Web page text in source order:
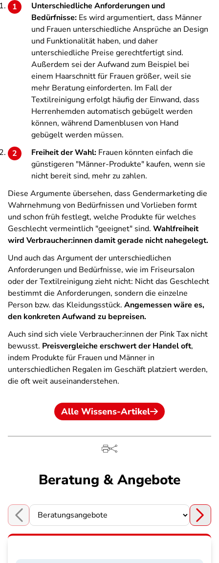
Unterschiedliche Anforderungen und
Bedürfnisse: Es wird argumentiert, dass Männer
und Frauen unterschiedliche Ansprüche an Design
und Funktionalität haben, und daher
unterschiedliche Preise gerechtfertigt sind.
Außerdem sei der Aufwand zum Beispiel bei
einem Haarschnitt für Frauen größer, weil sie
mehr Beratung einforderten. Im Fall der
Textilreinigung erfolgt häufig der Einwand, dass
Herrenhemden automatisch gebügelt werden
können, während Damenblusen von Hand
gebügelt werden müssen.
Freiheit der Wahl: Frauen könnten einfach die
günstigeren "Männer-Produkte" kaufen, wenn sie
nicht bereit sind, mehr zu zahlen.
Diese Argumente übersehen, dass Gendermarketing die
Wahrnehmung von Bedürfnissen und Vorlieben formt
und schon früh festlegt, welche Produkte für welches
Geschlecht vermeintlich "geeignet" sind. Wahlfreiheit
wird Verbraucher:innen damit gerade nicht nahegelegt.
Und auch das Argument der unterschiedlichen
Anforderungen und Bedürfnisse, wie im Friseursalon
oder der Textilreinigung zieht nicht: Nicht das Geschlecht
bestimmt die Anforderungen, sondern die einzelne
Person bzw. das Kleidungsstück. Angemessen wäre es,
den konkreten Aufwand zu bepreisen.
Auch sind sich viele Verbraucher:innen der Pink Tax nicht
bewusst. Preisvergleiche erschwert der Handel oft,
indem Produkte für Frauen und Männer in
unterschiedlichen Regalen im Geschäft platziert werden,
die oft weit auseinanderstehen.
Alle Wissens-Artikel
Beratung & Angebote
Choose a section